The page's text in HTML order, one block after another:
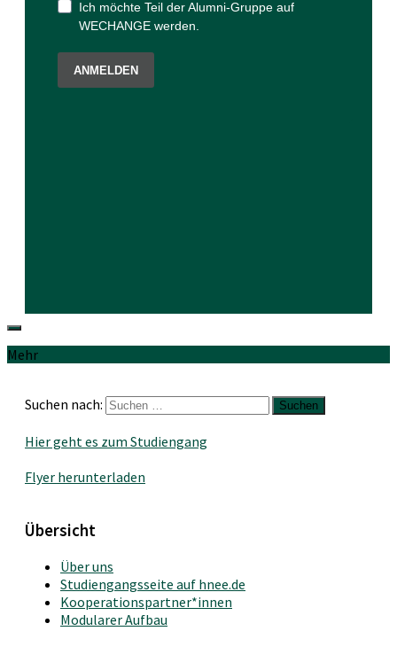
Mehr
Suchen nach:
Hier geht es zum Studiengang
Flyer herunterladen
Übersicht
Über uns
Studiengangsseite auf hnee.de
Kooperationspartner*innen
Modularer Aufbau